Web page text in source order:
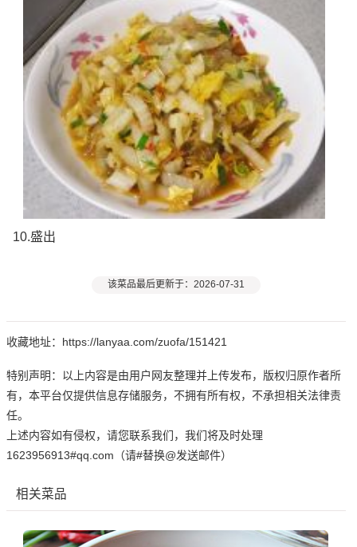
10.盛出
该菜品最后更新于：2026-07-31
收藏地址：https://lanyaa.com/zuofa/151421
特别声明：以上内容是由用户网友整理并上传发布，版权归原作者所
有，本平台仅提供信息存储服务，不拥有所有权，不承担相关法律责
任。
上述内容如有侵权，请您联系我们，我们将及时处理
1623956913#qq.com（请#替换@发送邮件）
相关菜品